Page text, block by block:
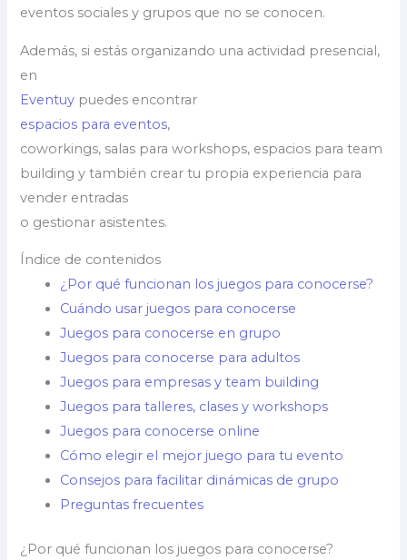
eventos sociales y grupos que no se conocen.
Además, si estás organizando una actividad presencial,
en
Eventuy puedes encontrar
espacios para eventos,
coworkings, salas para workshops, espacios para team
building y también crear tu propia experiencia para
vender entradas
o gestionar asistentes.
Índice de contenidos
¿Por qué funcionan los juegos para conocerse?
Cuándo usar juegos para conocerse
Juegos para conocerse en grupo
Juegos para conocerse para adultos
Juegos para empresas y team building
Juegos para talleres, clases y workshops
Juegos para conocerse online
Cómo elegir el mejor juego para tu evento
Consejos para facilitar dinámicas de grupo
Preguntas frecuentes
¿Por qué funcionan los juegos para conocerse?